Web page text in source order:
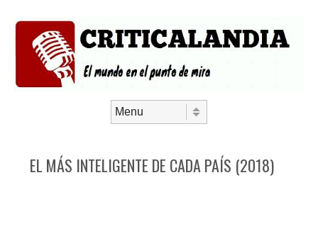
EL MÁS INTELIGENTE DE CADA PAÍS (2018)